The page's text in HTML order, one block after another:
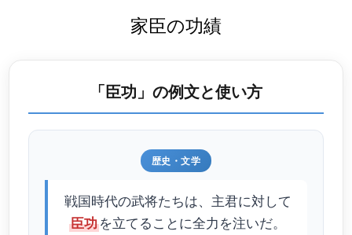
家臣の功績
「臣功」の例文と使い方
歴史・文学
戦国時代の武将たちは、主君に対して
臣功を立てることに全力を注いだ。